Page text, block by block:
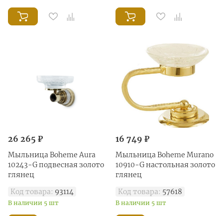
26 265 ₽
Мыльница Boheme Aura
10243-G подвесная золото
глянец
Код товара: 93114
В наличии 5 шт
16 749 ₽
Мыльница Boheme Murano
10910-G настольная золото
глянец
Код товара: 57618
В наличии 5 шт